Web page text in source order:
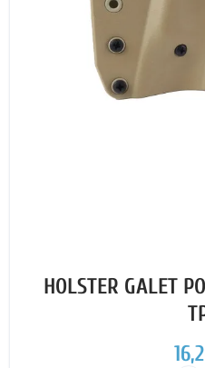
HOLSTER GALET